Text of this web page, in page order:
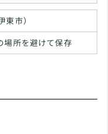
東市）
場所を避けて保存